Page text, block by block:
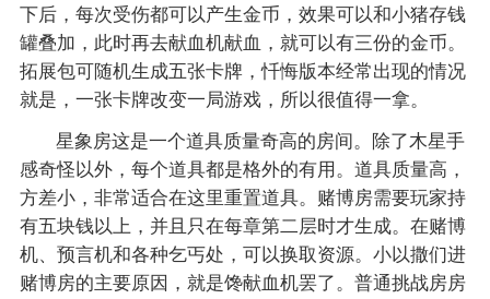
下后，每次受伤都可以产生金币，效果可以和小猪存钱
罐叠加，此时再去献血机献血，就可以有三份的金币。
拓展包可随机生成五张卡牌，忏悔版本经常出现的情况
就是，一张卡牌改变一局游戏，所以很值得一拿。
星象房这是一个道具质量奇高的房间。除了木星手
感奇怪以外，每个道具都是格外的有用。道具质量高，
方差小，非常适合在这里重置道具。赌博房需要玩家持
有五块钱以上，并且只在每章第二层时才生成。在赌博
机、预言机和各种乞丐处，可以换取资源。小以撒们进
赌博房的主要原因，就是馋献血机罢了。普通挑战房房